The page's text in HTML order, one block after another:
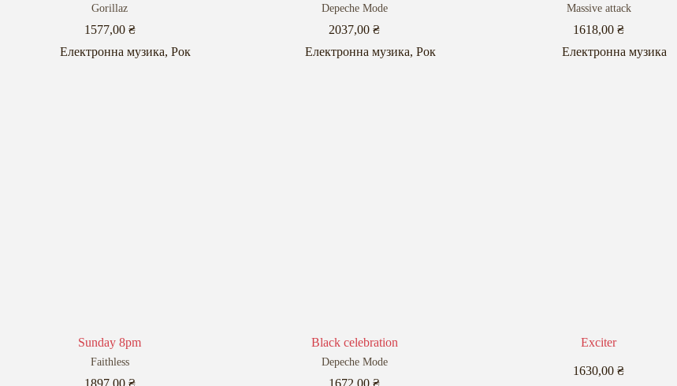
Gorillaz
1577,00 ₴
Електронна музика,Рок
Depeche Mode
2037,00₴
Електронна музика, Рок
Massive attack
1618,00₴
Електронна музика
Sunday 8pm
Faithless
Black celebration
Depeche Mode
Exciter
1630,00₴